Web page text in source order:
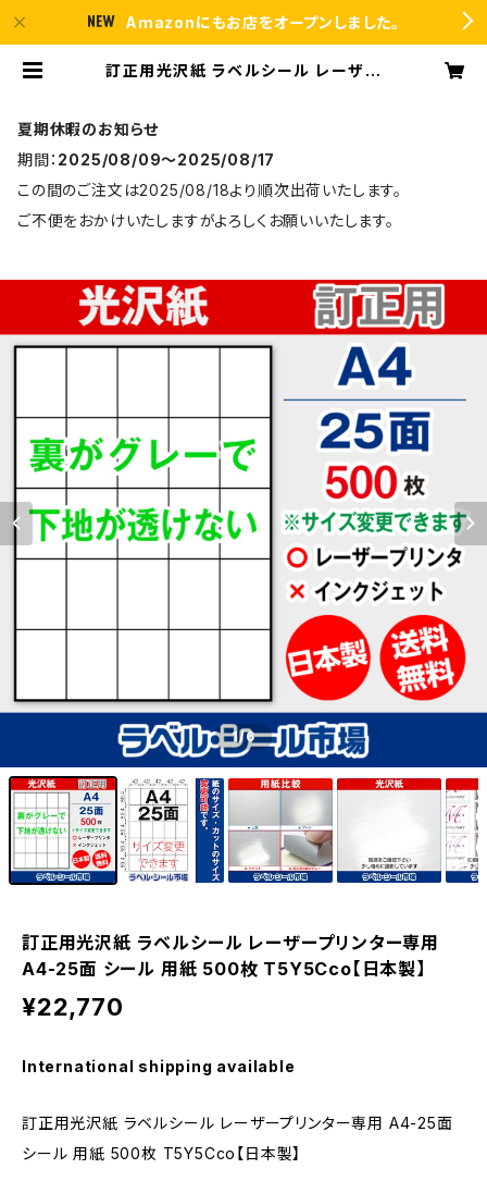
Amazonにもお店をオープンしました。
訂正用光沢紙 ラベルシール レーザー
ベルシール市場 BASE店
夏期休暇のお知らせ
期間： 2025/08/09〜2025/08/17
この間のご注文は2025/08/18より順次出荷いたします。
ご不便をおかけいたしますがよろしくお願いいたします。
1/6
訂正用光沢紙 ラベルシール レーザープリンター専用
A4-25面 シール 用紙 500枚 T5Y5Cco【日本製】
¥22,770
International shipping available
訂正用光沢紙 ラベルシール レーザープリンター専用 A4-25面
シール 用紙 500枚 T5Y5Cco【日本製】